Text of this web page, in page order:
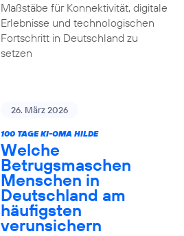
Maßstäbe für Konnektivität, digitale
Erlebnisse und technologischen
Fortschritt in Deutschland zu
setzen
26. März 2026
100 TAGE KI-OMA HILDE
Welche
Betrugsmaschen
Menschen in
Deutschland am
häufigsten
verunsichern